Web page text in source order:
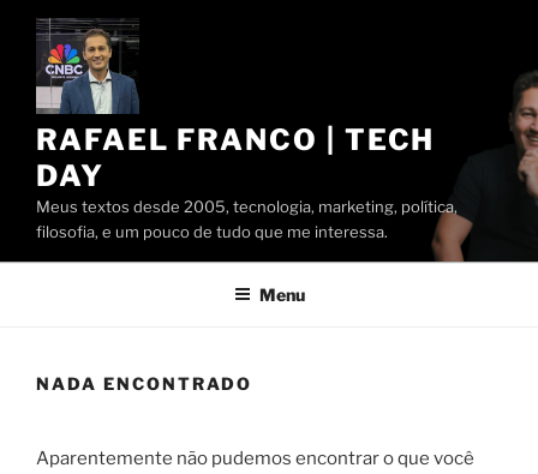
Pular
conteúdo
RAFAEL FRANCO | TECH
DAY
Meus textos desde 2005, tecnologia, marketing, política,
filosofia, e um pouco de tudo que me interessa.
Menu
NADA ENCONTRADO
Aparentemente não pudemos encontrar o que você